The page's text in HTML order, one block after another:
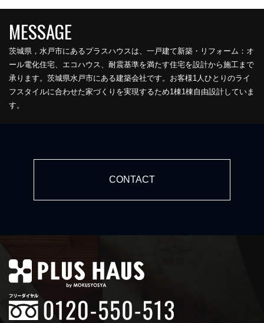
茨城県，水戸市にあるプラスハウスは、一戸建て新築・リフォーム：オ
ール電化住宅、エコハウス、耐震基準を満たす住宅を設計から施工まで
承ります。茨城県水戸市にある建築会社です。お客様1人ひとりのライ
フスタイルに合わせた家づくりを実現するため1棟1棟自由設計していま
す。
CONTACT